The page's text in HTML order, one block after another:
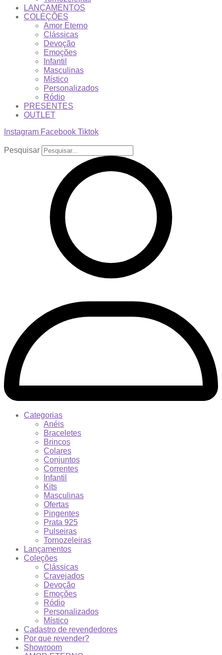
LANÇAMENTOS
COLEÇÕES
Amor Eterno
Clássicas
Devoção
Emoções
Infantil
Masculinas
Místico
Personalizados
Ródio
PRESENTES
OUTLET
Instagram Facebook Tiktok
Pesquisar
Categorias
Anéis
Braceletes
Brincos
Colares
Conjuntos
Correntes
Infantil
Kits
Masculinas
Ofertas
Pingentes
Prata 925
Pulseiras
Tornozeleiras
Lançamentos
Coleções
Clássicas
Cravejados
Devoção
Emoções
Ródio
Personalizados
Místico
Cadastro de revendedores
Por que revender?
Showroom